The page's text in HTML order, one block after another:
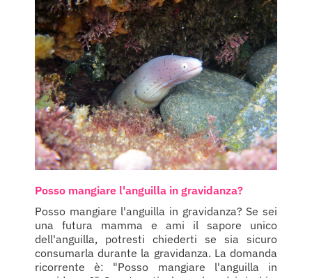
Posso mangiare l'anguilla in gravidanza?
Posso mangiare l'anguilla in gravidanza? Se sei
una futura mamma e ami il sapore unico
dell'anguilla, potresti chiederti se sia sicuro
consumarla durante la gravidanza. La domanda
ricorrente è: "Posso mangiare l'anguilla in